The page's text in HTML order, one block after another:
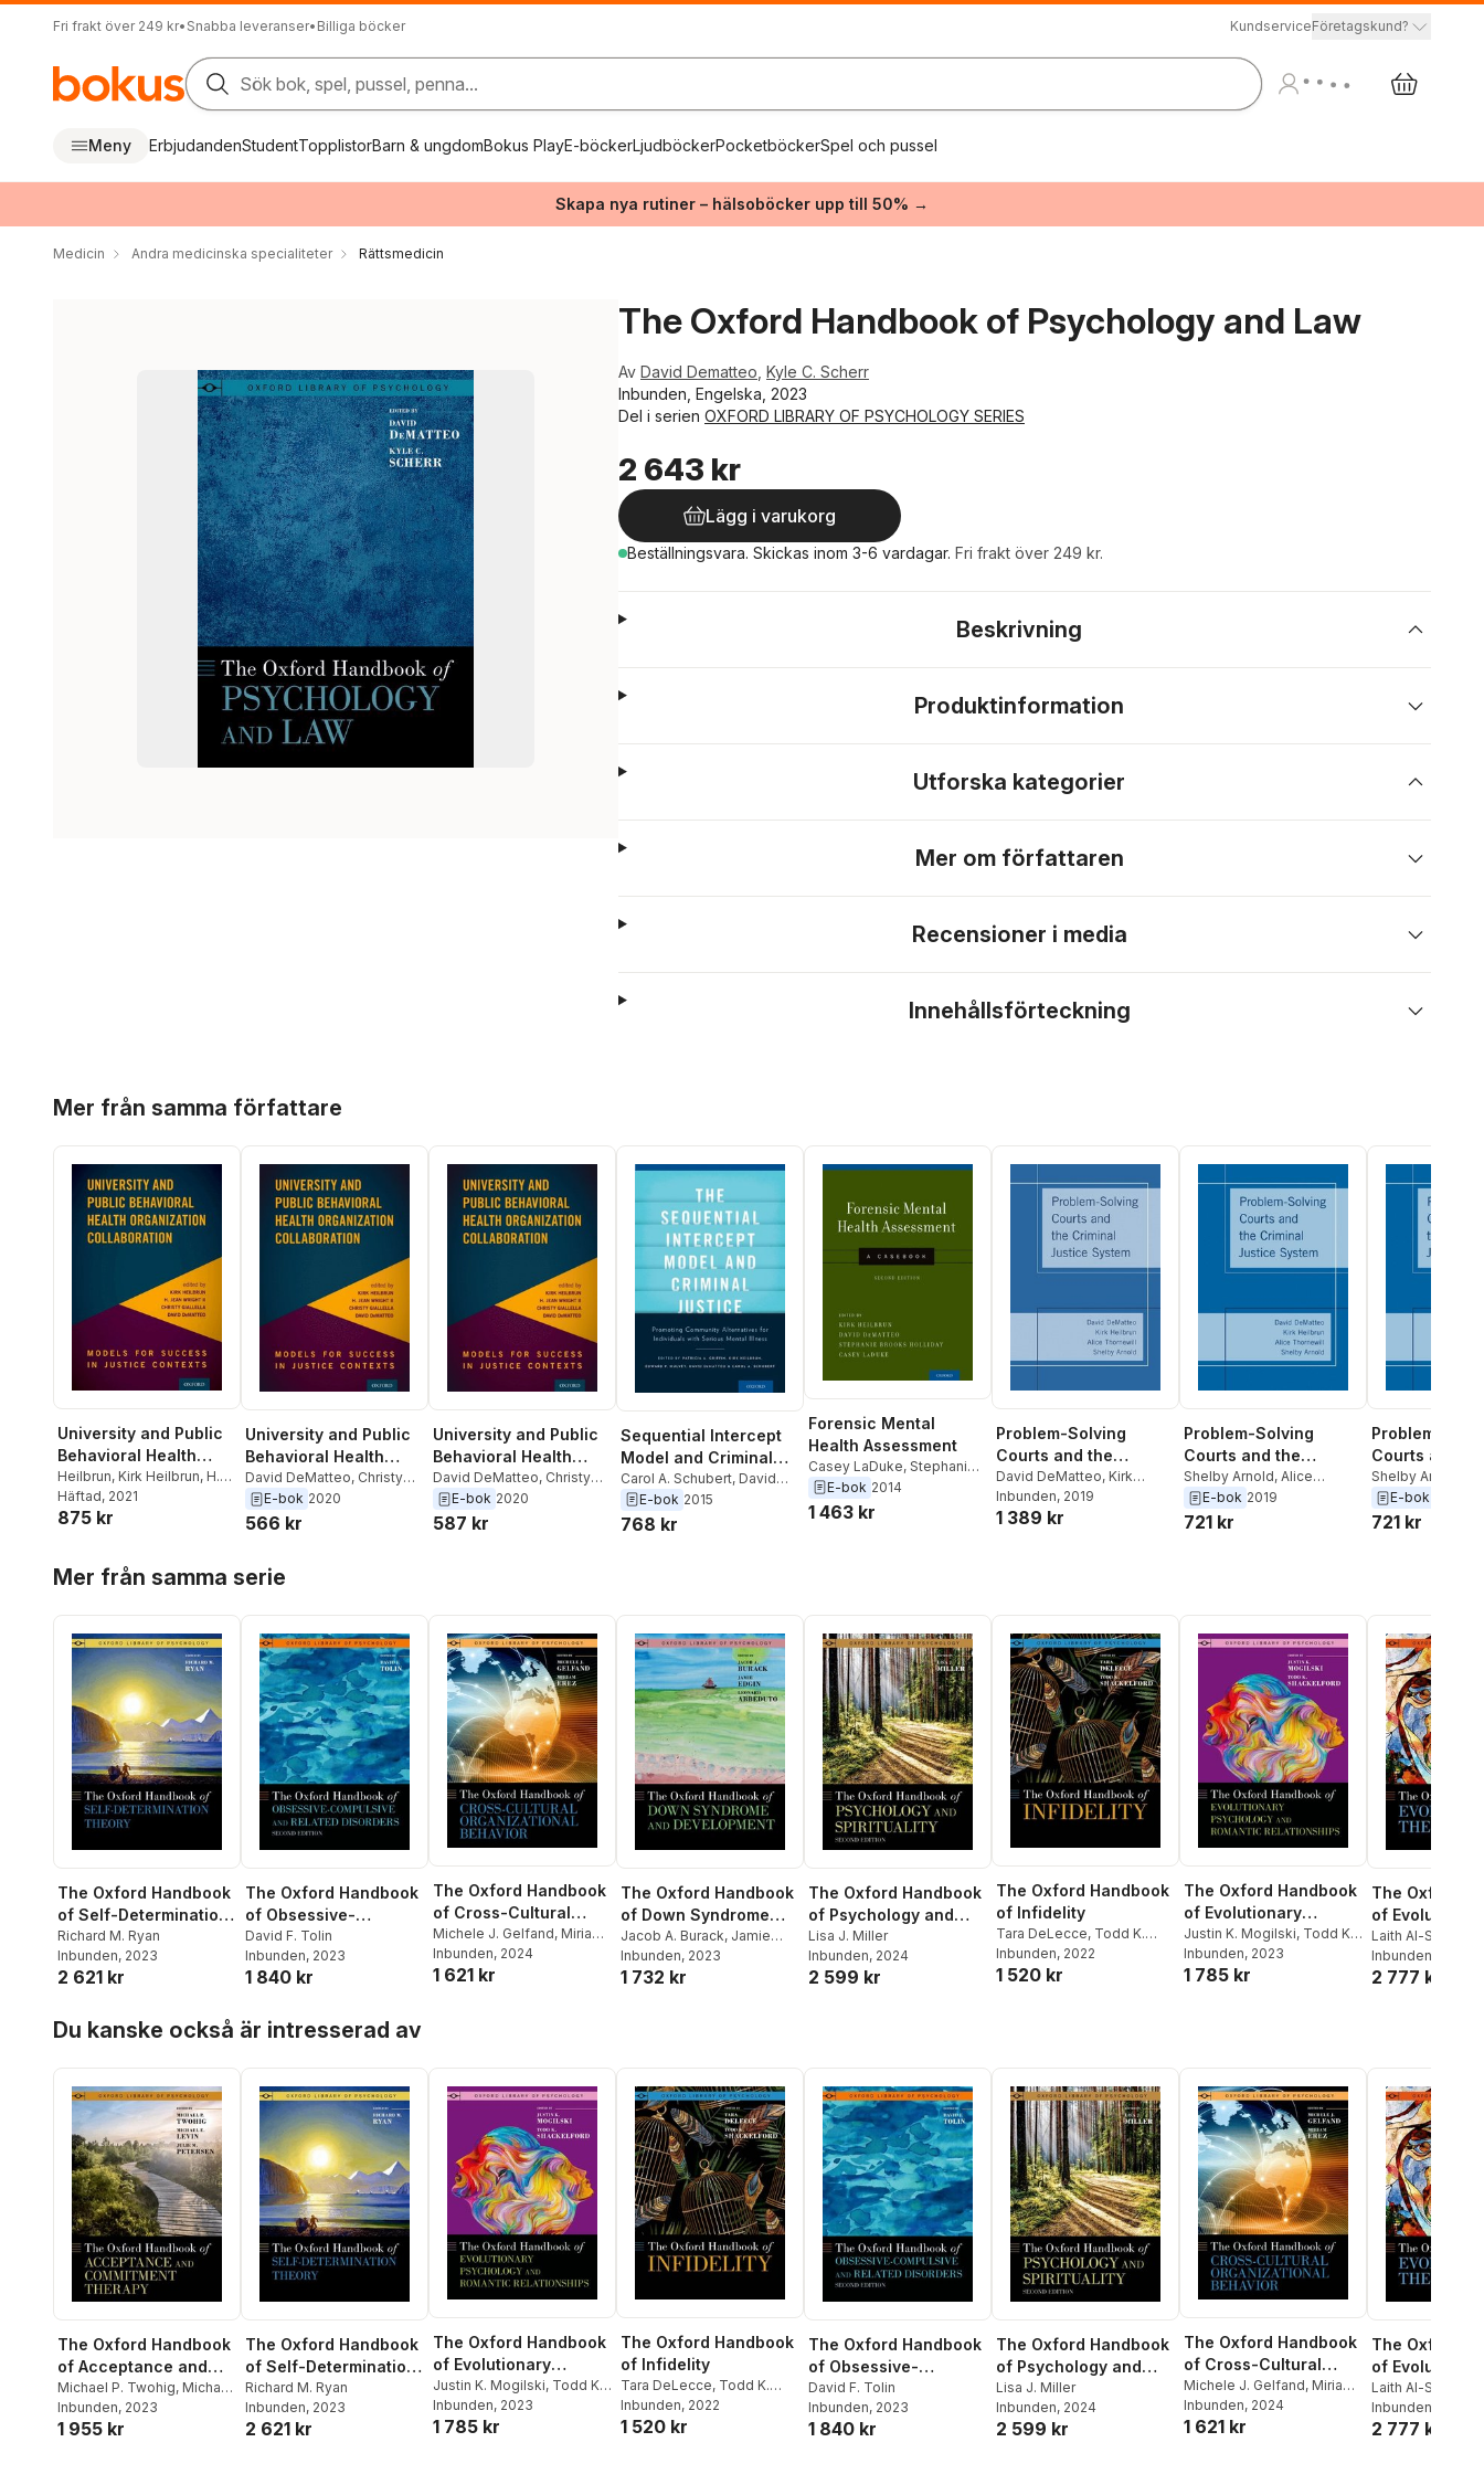
Fri frakt över 249 kr• Snabba leveranser• Billiga böcker KundserviceFöretagskund?
Sök bok, spel, pussel, penna...
Meny ErbjudandenStudentTopplistorBarn & ungdomBokus PlayE-böckerLjudböckerPocketböckerSpel och pussel
Skapa nya rutiner – hälsoböcker upp till 50% →
Medicin Andra medicinska specialiteter Rättsmedicin
The Oxford Handbook of Psychology and Law
Av David Dematteo Kyle C. Scherr
Inbunden, Engelska, 2023
Del i serien OXFORD LIBRARY OF PSYCHOLOGY SERIES
2 643 kr
Lägg i varukorg
Beställningsvara. Skickas inom 3-6 vardagar. Fri frakt över 249 kr.
Beskrivning
Produktinformation
Utforska kategorier
Mer om författaren
Recensioner i media
Innehållsförteckning
Mer från samma författare
University and Public
Behavioral Health
Organization
Collaboration
Heilbrun, Kirk Heilbrun, H.
Jean Wright, II
Giallella,
Häftad, 2021
875 kr
University and Public
Behavioral Health
Organization
Collaboration
David DeMatteo, Christy
Giallella, II H. Jean Wright
Kirk Heilbrun
E-bok 2020
566 kr
University and Public
Behavioral Health
Organization
Collaboration
David DeMatteo, Christy
Giallella, II H. Jean Wright
Kirk Heilbrun
E-bok 2020
587 kr
Sequential Intercept
Model and Criminal
Justice
Carol A. Schubert, David
DeMatteo,Edward P.
Mulvey,Kirk Heilbrun
E-bok 2015
768 kr
Forensic Mental
Health Assessment
Casey LaDuke, Stephanie
Brooks Holliday
DeMatteo,
E-bok 2014
1 463 kr
Problem-Solving
Courts and the
Criminal Justice
System
David DeMatteo, Kirk
Heilbrun,Alice Thornewill
Shelby Arnold
Inbunden, 2019
1 389 kr
Problem-Solving
Courts and the
Criminal Justice
System
Shelby Arnold, Alice
Thornewill,Kirk Heilbrun
David DeMatteo
E-bok 2019
721 kr
Problem-
Courts and
Criminal
System
Shelby Arnold
Thornewill
David DeMatteo
E-bok
721 kr
Mer från samma serie
The Oxford Handbook
of Self-Determination
Theory
Richard M. Ryan
Inbunden, 2023
2 621 kr
The Oxford Handbook
of Obsessive-
Compulsive and
Related Disorders
David F. Tolin
Inbunden, 2023
1 840 kr
The Oxford Handbook
of Cross-Cultural
Organizational
Behavior
Michele J. Gelfand, Miriam
Erez
Inbunden, 2024
1 621 kr
The Oxford Handbook
of Down Syndrome
and Development
Jacob A. Burack, Jamie
Edgin,Leonard Abbeduto
Inbunden, 2023
1 732 kr
The Oxford Handbook
of Psychology and
Spirituality
Lisa J. Miller
Inbunden, 2024
2 599 kr
The Oxford Handbook
of Infidelity
Tara DeLecce, Todd K.
Shackelford
Inbunden, 2022
1 520 kr
The Oxford Handbook
of Evolutionary
Psychology and
Romantic
Relationships
Justin K. Mogilski, Todd K.
Shackelford
Inbunden, 2023
1 785 kr
The Oxford
of Evolution
Emotions
Laith Al-Shawaf
Shackelford
Inbunden
2 777 kr
Du kanske också är intresserad av
The Oxford Handbook
of Acceptance and
Commitment Therapy
Michael P. Twohig, Michael
E. Levin
Inbunden, 2023
1 955 kr
The Oxford Handbook
of Self-Determination
Theory
Richard M. Ryan
Inbunden, 2023
2 621 kr
The Oxford Handbook
of Evolutionary
Psychology and
Romantic
Relationships
Justin K. Mogilski, Todd K.
Shackelford
Inbunden, 2023
1 785 kr
The Oxford Handbook
of Infidelity
Tara DeLecce, Todd K.
Shackelford
Inbunden, 2022
1 520 kr
The Oxford Handbook
of Obsessive-
Compulsive and
Related Disorders
David F. Tolin
Inbunden, 2023
1 840 kr
The Oxford Handbook
of Psychology and
Spirituality
Lisa J. Miller
Inbunden, 2024
2 599 kr
The Oxford Handbook
of Cross-Cultural
Organizational
Behavior
Michele J. Gelfand, Miriam
Erez
Inbunden, 2024
1 621 kr
The Oxford
of Evolution
Emotions
Laith Al-Shawaf
Shackelford
Inbunden
2 777 kr